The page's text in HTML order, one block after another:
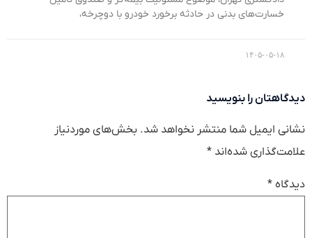
خسارت‌های بدنی در حادثه برخورد خودرو با دوچرخه،
۱۴۰۵-۰۵-۱۸
دیدگاهتان را بنویسید
نشانی ایمیل شما منتشر نخواهد شد. بخش‌های موردنیاز
علامت‌گذاری شده‌اند *
دیدگاه *